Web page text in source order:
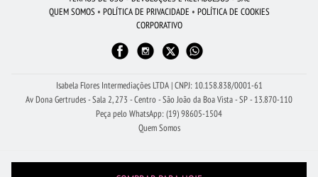
FLORICULTURA PORTO ALEGRE
FLORICULTURA GUARULHOS FLORICULTURA BRASÍLIA
FLORICULTURA GOIÂNIA
QUEM SOMOS • POLÍTICA DE PRIVACIDADE • POLÍTICA DE COOKIES
CORPORATIVO
Isabela Flores Intermediações LTDA | CNPJ: 10.158.838/0001-61
Av Dona Gertrudes - Sala 2, 273 - Centro - São João da Boa Vista - SP - 13.870-110
Peça pelo WhatsApp: (19) 98605-1504
Quem Somos